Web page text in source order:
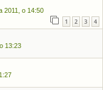
2011, o 14:50
1 2 3 4
13:23